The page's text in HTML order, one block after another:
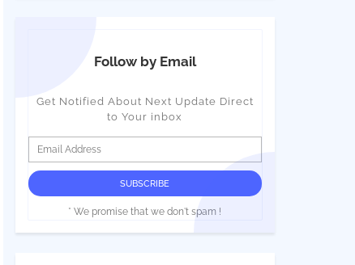
Follow by Email
Get Notified About Next Update Direct
to Your inbox
* We promise that we don't spam !